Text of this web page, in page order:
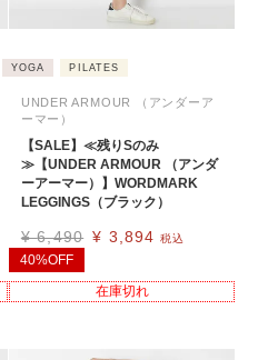
YOGA PILATES
UNDER ARMOUR （アンダーア
ーマー）
【SALE】≪残りSのみ
≫【UNDER ARMOUR （アンダ
ーアーマー）】WORDMARK
LEGGINGS（ブラック）
¥ 6,490 ¥ 3,894 税込
40%OFF
在庫切れ